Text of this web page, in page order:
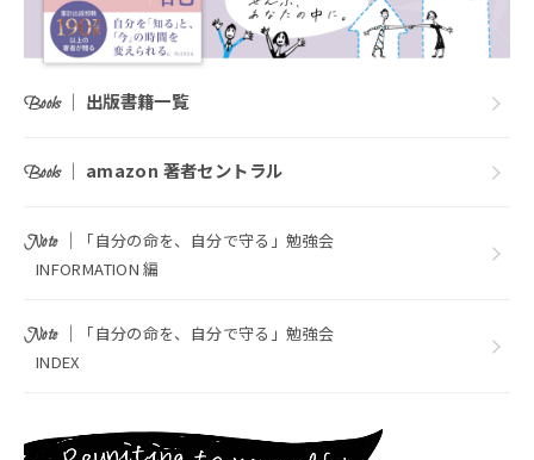
Books｜ 出版書籍一覧
Books｜ amazon 著者セントラル
Note｜
「自分の命を、自分で守る」勉強会
INFORMATION 編
Note｜
「自分の命を、自分で守る」勉強会
INDEX